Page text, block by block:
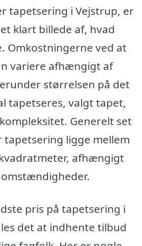
tapetsering i Vejstrup, er
klart billede af, hvad
Omkostningerne ved at
variere afhængigt af
størrelsen på det
tapetseres, valgt tapet,
Generelt set
tapetsering ligge mellem
afhængigt
pris på tapetsering i
det at indhente tilbud